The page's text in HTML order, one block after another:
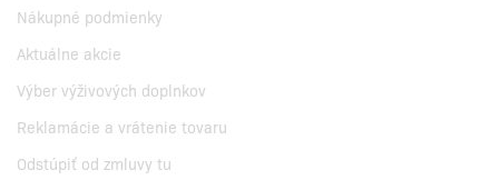
Nákupné podmienky
Aktuálne akcie
Výber výživových doplnkov
Reklamácie a vrátenie tovaru
Odstúpiť od zmluvy tu